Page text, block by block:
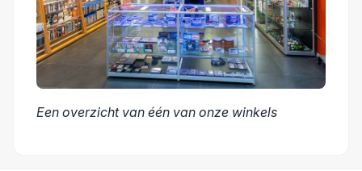
Een overzicht van één van onze winkels